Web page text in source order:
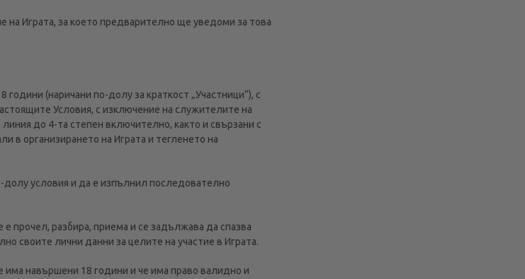
Играта, за което предварително ще уведоми за това
(наричани по-долу за краткост „Участници“), с
Условия, с изключение на служителите на
до 4-та степен включително, както и свързани с
в организирането на Играта и тегленето на
долу условия и да е изпълнил последователно
е прочел, разбира, приема и се задължава да спазва
своите лични данни за целите на участие в Играта.
има навършени 18 години и че има право валидно и